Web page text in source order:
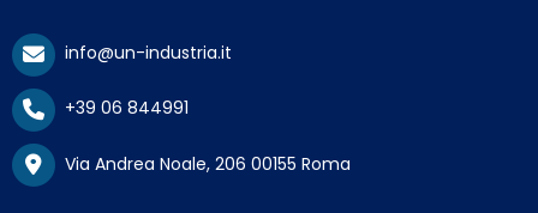
info@un-industria.it
+39 06 844991
Via Andrea Noale, 206 00155 Roma